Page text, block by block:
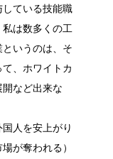
ている技能職
は数多くの工
いうのは、そ
、ホワイトカ
など出来な
人を安上がり
が奪われる）